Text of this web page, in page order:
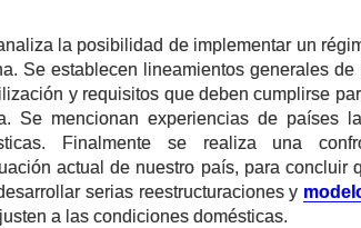
la posibilidad de implementar un
Se establecen lineamientos generales
y requisitos que deben cumplirse
Se mencionan experiencias de países
Finalmente se realiza una
actual de nuestro país, para concluir
serias reestructuraciones y
a las condiciones domésticas.